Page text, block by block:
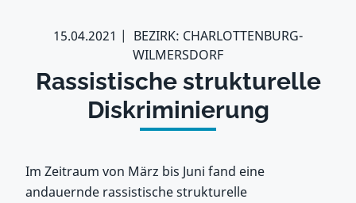
15.04.2021
BEZIRK: CHARLOTTENBURG-
WILMERSDORF
Rassistische strukturelle
Diskriminierung
Im Zeitraum von März bis Juni fand eine
andauernde rassistische strukturelle